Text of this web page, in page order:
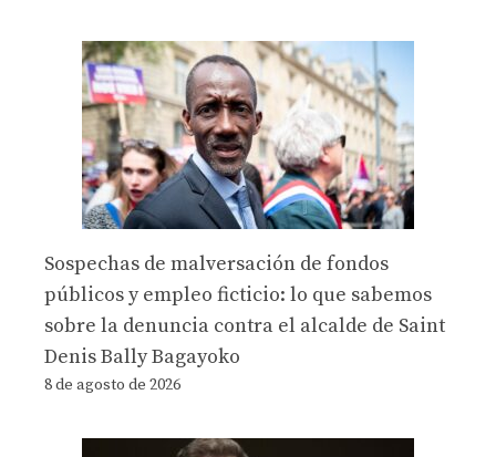
Sospechas de malversación de fondos
públicos y empleo ficticio: lo que sabemos
sobre la denuncia contra el alcalde de Saint
Denis Bally Bagayoko
8 de agosto de 2026